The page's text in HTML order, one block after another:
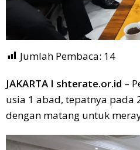
Jumlah Pembaca: 14
JAKARTA I shterate.or.id –
usia 1 abad, tepatnya pada
dengan matang untuk